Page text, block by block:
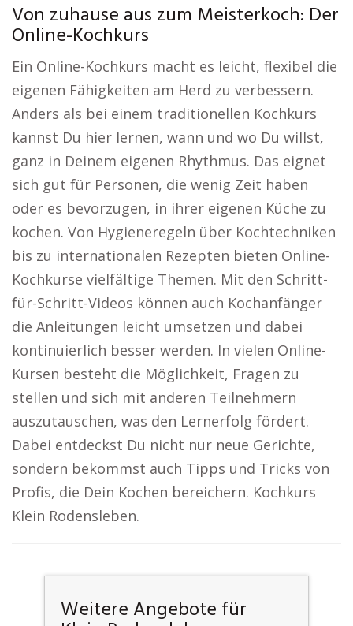
Von zuhause aus zum Meisterkoch: Der
Online-Kochkurs
Ein Online-Kochkurs macht es leicht, flexibel die
eigenen Fähigkeiten am Herd zu verbessern.
Anders als bei einem traditionellen Kochkurs
kannst Du hier lernen, wann und wo Du willst,
ganz in Deinem eigenen Rhythmus. Das eignet
sich gut für Personen, die wenig Zeit haben
oder es bevorzugen, in ihrer eigenen Küche zu
kochen. Von Hygieneregeln über Kochtechniken
bis zu internationalen Rezepten bieten Online-
Kochkurse vielfältige Themen. Mit den Schritt-
für-Schritt-Videos können auch Kochanfänger
die Anleitungen leicht umsetzen und dabei
kontinuierlich besser werden. In vielen Online-
Kursen besteht die Möglichkeit, Fragen zu
stellen und sich mit anderen Teilnehmern
auszutauschen, was den Lernerfolg fördert.
Dabei entdeckst Du nicht nur neue Gerichte,
sondern bekommst auch Tipps und Tricks von
Profis, die Dein Kochen bereichern. Kochkurs
Klein Rodensleben.
Weitere Angebote für